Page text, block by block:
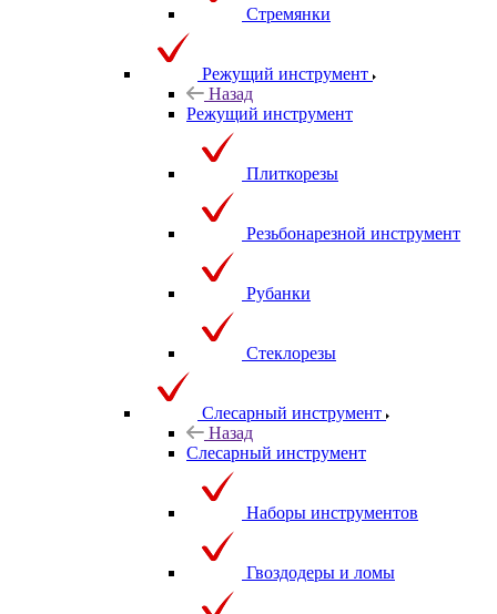
Стремянки
Режущий инструмент
Назад
Режущий инструмент
Плиткорезы
Резьбонарезной инструмент
Рубанки
Стеклорезы
Слесарный инструмент
Назад
Слесарный инструмент
Наборы инструментов
Гвоздодеры и ломы